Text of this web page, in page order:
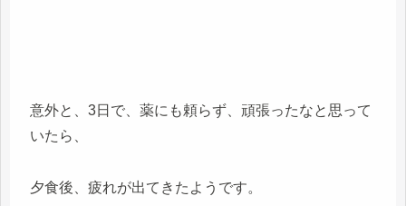
意外と、3日で、薬にも頼らず、頑張ったなと思って
いたら、
夕食後、疲れが出てきたようです。